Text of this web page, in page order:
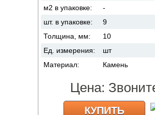
м2 в упаковке:
-
шт. в упаковке:
9
Толщина, мм:
10
Ед. измерения:
шт
Материал:
Камень
Цена:
КУПИТЬ